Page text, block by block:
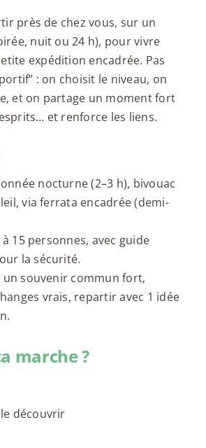
près de chez vous, sur un
nuit ou 24 h), pour vivre
expédition encadrée. Pas
: on choisit le niveau, on
et on partage un moment fort
et renforce les liens.
nocturne (2–3 h), bivouac
via ferrata encadrée (demi-
15 personnes, avec guide
la sécurité.
un souvenir commun fort,
vrais, repartir avec 1 idée
marche ?
découvrir